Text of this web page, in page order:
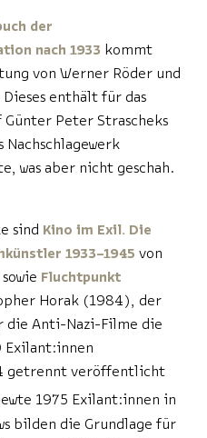
der
nach 1933 kommt
von Werner Röder und
enthält für das
Peter Strascheks
Nachschlagewerk
was aber nicht geschah.
sind Kino im Exil. Die
1933–1945 von
Fluchtpunkt
Horak (1984), der
die Anti-Nazi-Filme die
getrennt veröffentlicht
1975 Exilant:innen in
bilden die Grundlage für